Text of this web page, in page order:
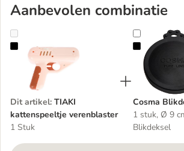
Aanbevolen combinatie
TIAKI kattenspeeltje verenblaster
Dit artikel: TIAKI
kattenspeeltje verenblaster
1 Stuk
Cosma
Cosma
1 stuk, Ø 9
Blikdeksel